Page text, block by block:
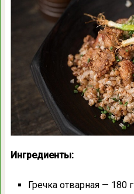
Ингредиенты:
Гречка отварная — 180 г